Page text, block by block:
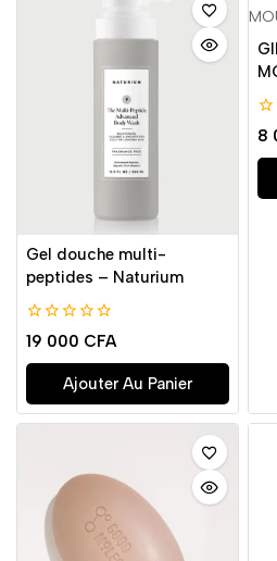
Gel douche multi-
peptides – Naturium
0
de
5
19 000 CFA
Ajouter Au Panier
0
de
5
8